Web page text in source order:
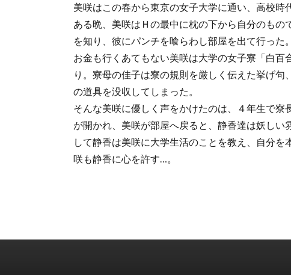
美咲はこの春から東京の女子大学に通い、高校
ある晩、美咲はＨの最中に枕の下から自分のも
を知り、彼にパンチを喰らわし部屋を出て行った。
お金も行くあてもない美咲は大学の女子寮「白
り。寮母の佳子は寮の規則を厳しく伝えた挙げ
の道具を没収してしまった。
そんな美咲に優しく声をかけたのは、４年生で
が開かれ、美咲が部屋へ戻ると、静香達は妖し
して静香は美咲に大学生活のことを教え、自分
咲も静香に心を許す…。